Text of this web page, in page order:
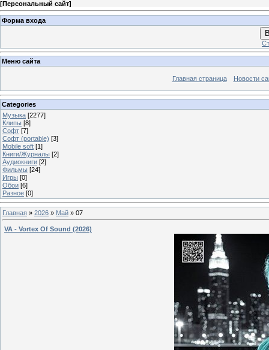
[Персональный сайт]
Форма входа
Меню сайта
Главная страница Новости
Categories
Музыка [2277]
Клипы [8]
Софт [7]
Софт (portable) [3]
Mobile soft [1]
Книги/Журналы [2]
Аудиокниги [2]
Фильмы [24]
Игры [0]
Обои [6]
Разное [0]
Главная » 2026 » Май » 07
VA - Vortex Of Sound (2026)